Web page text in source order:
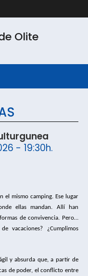
Olite
- 19:30h.
el mismo camping. Ese lugar
ellas mandan. Allí han
de convivencia. Pero…
de vacaciones? ¿Cumplimos
y absurda que, a partir de
de poder, el conflicto entre